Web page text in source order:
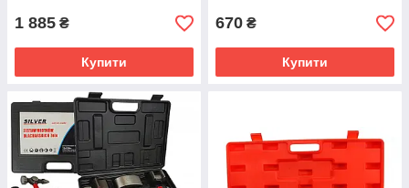
1 885 ₴
Купити
670 ₴
Купити